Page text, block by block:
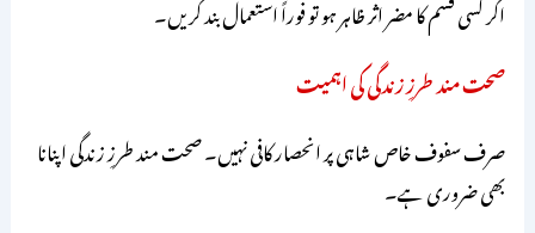
اگر کسی قسم کا مضر اثر ظاہر ہو تو فوراً استعمال بند کریں۔
صحت مند طرزِ زندگی کی اہمیت
صرف سفوف خاص شاہی پر انحصار کافی نہیں۔ صحت مند طرزِ زندگی اپنانا
بھی ضروری ہے۔